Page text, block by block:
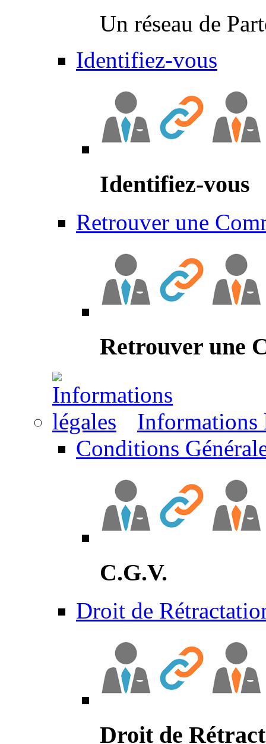
Un réseau de
Identifiez-vous
Identifiez-vous
Retrouver une
Retrouver une
Informations
Conditions
C.G.V.
Droit de
Droit de